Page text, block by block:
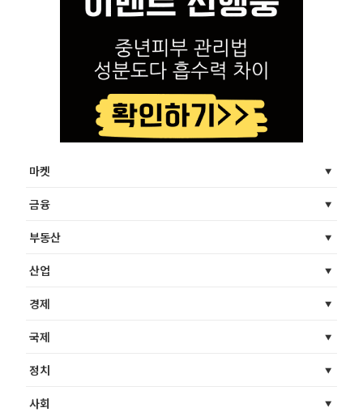
마켓
금융
부동산
산업
경제
국제
정치
사회